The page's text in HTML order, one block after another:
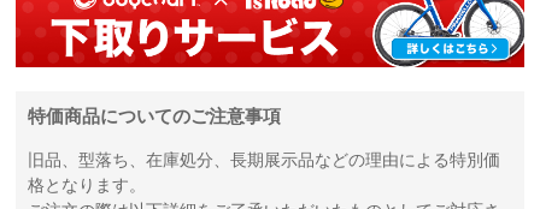
特価商品についてのご注意事項
旧品、型落ち、在庫処分、長期展示品などの理由による特別価
格となります。